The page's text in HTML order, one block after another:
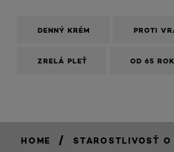
DENNÝ KRÉM PROTI
ZRELÁ PLEŤ OD 65
HOME / STAROSTLIVOSŤ O